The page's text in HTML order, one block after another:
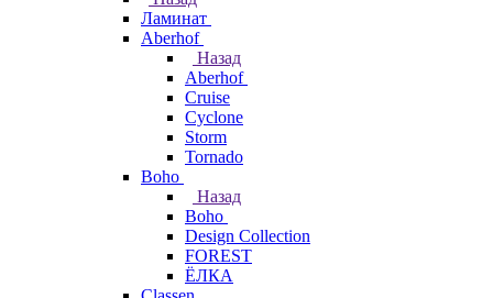
Ламинат
Aberhof
Назад
Aberhof
Cruise
Cyclone
Storm
Tornado
Boho
Назад
Boho
Design Collection
FOREST
ЁЛКА